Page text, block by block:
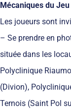
Mécaniques du Jeu
Les joueurs sont
– Se prendre en
située dans les
Polyclinique
(Divion),
Ternois (Saint Pol